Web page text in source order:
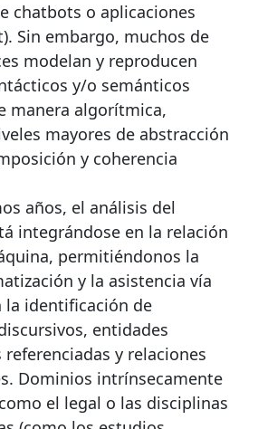
chatbots o aplicaciones
Sin embargo, muchos de
modelan y reproducen
y/o semánticos
manera algorítmica,
mayores de abstracción
y coherencia
años, el análisis del
integrándose en la relación
permitiéndonos la
y la asistencia vía
la identificación de
entidades
y relaciones
Dominios intrínsecamente
el legal o las disciplinas